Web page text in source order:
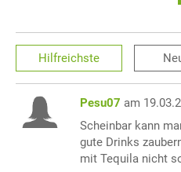
Hilfreichste
Pesu07 am
Scheinbar kann
gute Drinks
mit Tequila nicht